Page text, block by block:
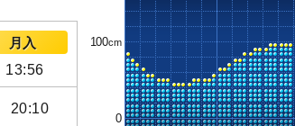
月入
13:56
20:10
100
0